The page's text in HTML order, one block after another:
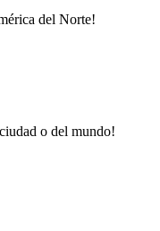
del Norte!
o del mundo!